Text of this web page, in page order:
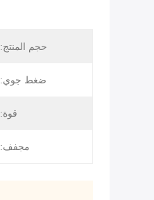
حجم المنتج:
ضغط جوي:
قوة:
مجفف: